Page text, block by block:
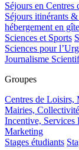
Séjours en Centres
Séjours itinérants
hébergement en
Sciences et Sports
Sciences pour
Journalisme
Groupes
Centres de Loisirs,
Mairies,
Incentive,
Marketing
Stages étudiants